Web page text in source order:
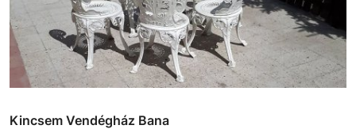
Kincsem Vendégház Bana